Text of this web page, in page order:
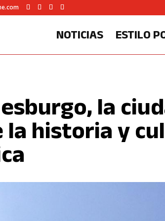
NOTICIAS ESTILO
la
la historia y